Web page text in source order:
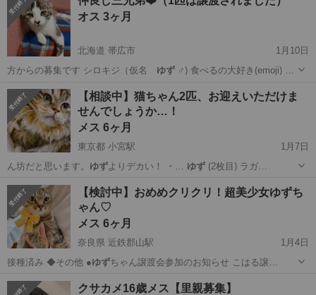
オス 3ヶ月
北海道 帯広市
1月10日
方からの募集です シロキジ（仮名 ゆず♂) 食べるの大好き(emoji) …
北海道 帯広市 猫 キジトラ
【相談中】猫ちゃん2匹、お迎えいただけま
せんでしょうか…！
メス 6ヶ月
東京都 小宮駅
1月7日
ん坊だと思います。 ゆず よりデカい！ ・… ゆず(2枚目) ラガ…
東京 八王子市 小宮駅 ラガマフィン
【検討中】おめめクリクリ！超美少女ゆずち
ゃん♡
メス 6ヶ月
奈良県 近鉄郡山駅
1月4日
接種済み ◆その他 ●ゆずちゃん譲渡会参加のお知らせ こはる譲…
奈良 大和郡山市 近鉄郡山駅 猫 ワクチン
クサカメ16歳メス【里親募集】